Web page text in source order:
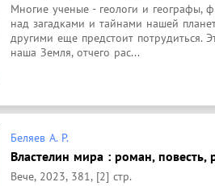
Многие ученые - геологи и географы,
над загадками и тайнами нашей
другими еще предстоит потрудиться.
наша Земля, отчего рас...
Беляев А. Р.
Властелин мира : роман, повесть,
Вече, 2023, 381, [2] стр.